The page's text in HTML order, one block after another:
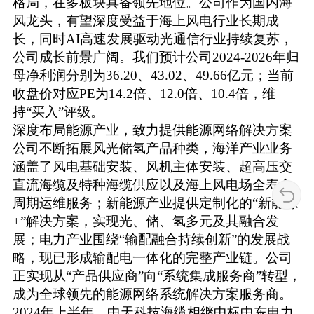
风龙头，有望深度受益于海上风电行业长期成
长，同时AI高速发展驱动光通信行业持续复苏，
公司成长前景广阔。我们预计公司2024-2026年归
母净利润分别为36.20、43.02、49.66亿元；当前
收盘价对应PE为14.2倍、12.0倍、10.4倍，维
持“买入”评级。
深度布局能源产业，致力提供能源网络解决方案
公司不断拓展风光储氢产品种类，海洋产业业务
涵盖了风电基础安装、风机主体安装、超高压交
直流海缆及特种海缆供应以及海上风电场全寿命
周期运维服务；新能源产业提供定制化的“新能源
+”解决方案，实现光、储、氢多元及其融合发
展；电力产业围绕“输配融合持续创新”的发展战
略，现已形成输配电一体化的完整产业链。公司
正实现从“产品供应商”向“系统集成服务商”转型，
成为全球领先的能源网络系统解决方案服务商。